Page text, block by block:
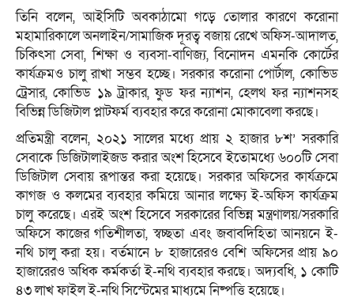
তিনি বলেন, আইসিটি অবকাঠামো গড়ে তোলার কারণে করোনা
মহামারিকালে অনলাইন/সামাজিক দূরত্ব বজায় রেখে অফিস-আদালত,
চিকিৎসা সেবা, শিক্ষা ও ব্যবসা-বাণিজ্য, বিনোদন এমনকি কোর্টের
কার্যক্রমও চালু রাখা সম্ভব হচ্ছে। সরকার করোনা পোর্টাল, কোভিড
ট্রেসার, কোভিড ১৯ ট্রাকার, ফুড ফর ন্যাশন, হেলথ ফর ন্যাশনসহ
বিভিন্ন ডিজিটাল প্লাটফর্ম ব্যবহার করে করোনা মোকাবেলা করছে।
প্রতিমন্ত্রী বলেন, ২০২১ সালের মধ্যে প্রায় ২ হাজার ৮শ’ সরকারি
সেবাকে ডিজিটালাইজড করার অংশ হিসেবে ইতোমধ্যে ৬০০টি সেবা
ডিজিটাল সেবায় রূপান্তর করা হয়েছে। সরকার অফিসের কার্যক্রমে
কাগজ ও কলমের ব্যবহার কমিয়ে আনার লক্ষ্যে ই-অফিস কার্যক্রম
চালু করেছে। এরই অংশ হিসেবে সরকারের বিভিন্ন মন্ত্রণালয়/সরকারি
অফিসে কাজের গতিশীলতা, স্বচ্ছতা এবং জবাবদিহিতা আনয়নে ই-
নথি চালু করা হয়। বর্তমানে ৮ হাজারেরও বেশি অফিসের প্রায় ৯০
হাজারেরও অধিক কর্মকর্তা ই-নথি ব্যবহার করছে। অদ্যবধি, ১ কোটি
৪৩ লাখ ফাইল ই-নথি সিস্টেমের মাধ্যমে নিষ্পত্তি হয়েছে।